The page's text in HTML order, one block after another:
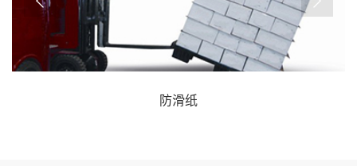
防滑纸